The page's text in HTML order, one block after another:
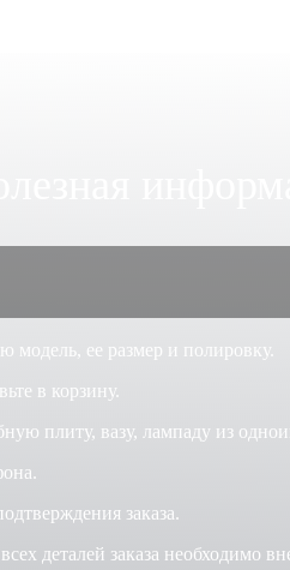
модель, ее размер и полировку.
в корзину.
плиту, вазу, лампаду из
заказа.
деталей заказа необходимо